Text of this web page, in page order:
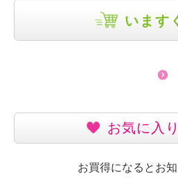
います
お気に入
お買得になるとお